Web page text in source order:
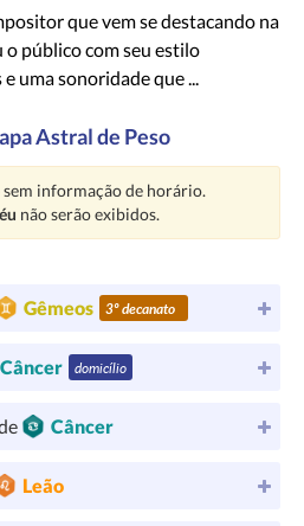
que vem se destacando na
público com seu estilo
uma sonoridade que ...
Astral de Peso
informação de horário.
não serão exibidos.
Gêmeos 3º decanato
Câncer domicílio
Câncer
Leão